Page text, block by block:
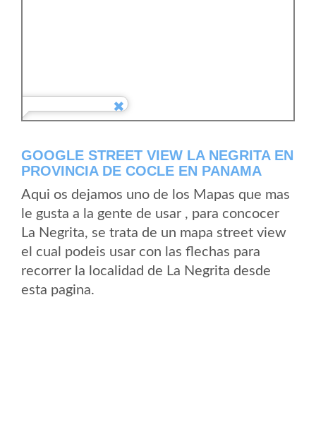
GOOGLE STREET VIEW LA NEGRITA EN
PROVINCIA DE COCLE EN PANAMA
Aqui os dejamos uno de los Mapas que mas
le gusta a la gente de usar , para concocer
La Negrita, se trata de un mapa street view
el cual podeis usar con las flechas para
recorrer la localidad de La Negrita desde
esta pagina.